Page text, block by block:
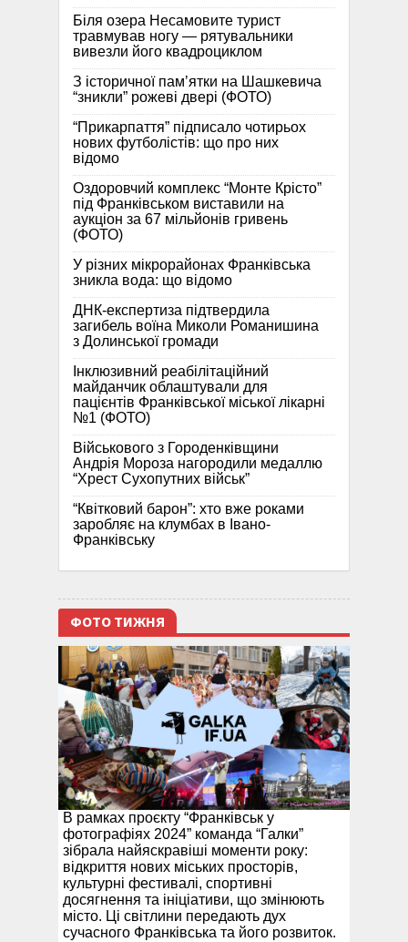
Біля озера Несамовите турист
травмував ногу — рятувальники
вивезли його квадроциклом
З історичної памʼятки на Шашкевича
“зникли” рожеві двері (ФОТО)
“Прикарпаття” підписало чотирьох
нових футболістів: що про них
відомо
Оздоровчий комплекс “Монте Крісто”
під Франківськом виставили на
аукціон за 67 мільйонів гривень
(ФОТО)
У різних мікрорайонах Франківська
зникла вода: що відомо
ДНК-експертиза підтвердила
загибель воїна Миколи Романишина
з Долинської громади
Інклюзивний реабілітаційний
майданчик облаштували для
пацієнтів Франківської міської лікарні
№1 (ФОТО)
Військового з Городенківщини
Андрія Мороза нагородили медаллю
“Хрест Сухопутних військ”
“Квітковий барон”: хто вже роками
заробляє на клумбах в Івано-
Франківську
ФОТО ТИЖНЯ
В рамках проєкту “Франківськ у
фотографіях 2024” команда “Галки”
зібрала найяскравіші моменти року:
відкриття нових міських просторів,
культурні фестивалі, спортивні
досягнення та ініціативи, що змінюють
місто. Ці світлини передають дух
сучасного Франківська та його розвиток.